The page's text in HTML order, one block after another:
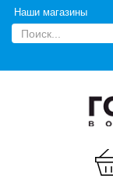
Наши магазины